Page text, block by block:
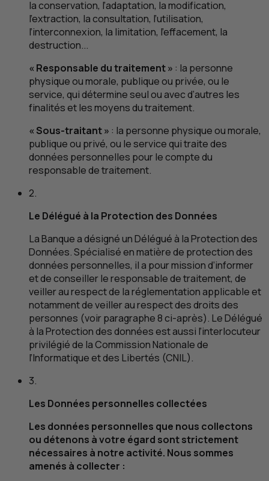
la conservation, l’adaptation, la modification,
l’extraction, la consultation, l’utilisation,
l’interconnexion, la limitation, l’effacement, la
destruction...
« Responsable du traitement » : la personne
physique ou morale, publique ou privée, ou le
service, qui détermine seul ou avec d’autres les
finalités et les moyens du traitement.
« Sous-traitant » : la personne physique ou morale,
publique ou privé, ou le service qui traite des
données personnelles pour le compte du
responsable de traitement.
2.
Le Délégué à la Protection des Données
La Banque a désigné un Délégué à la Protection des
Données. Spécialisé en matière de protection des
données personnelles, il a pour mission d’informer
et de conseiller le responsable de traitement, de
veiller au respect de la réglementation applicable et
notamment de veiller au respect des droits des
personnes (voir paragraphe 8 ci-après). Le Délégué
à la Protection des données est aussi l’interlocuteur
privilégié de la Commission Nationale de
l’Informatique et des Libertés (CNIL).
3.
Les Données personnelles collectées
Les données personnelles que nous collectons
ou détenons à votre égard sont strictement
nécessaires à notre activité. Nous sommes
amenés à collecter :